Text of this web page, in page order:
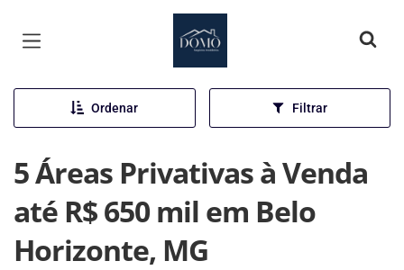
Página inicial
Ordenar Filtrar
5 Áreas Privativas à Venda
até R$ 650 mil em Belo
Horizonte, MG